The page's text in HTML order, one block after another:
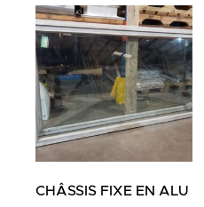
CHÂSSIS FIXE EN ALU